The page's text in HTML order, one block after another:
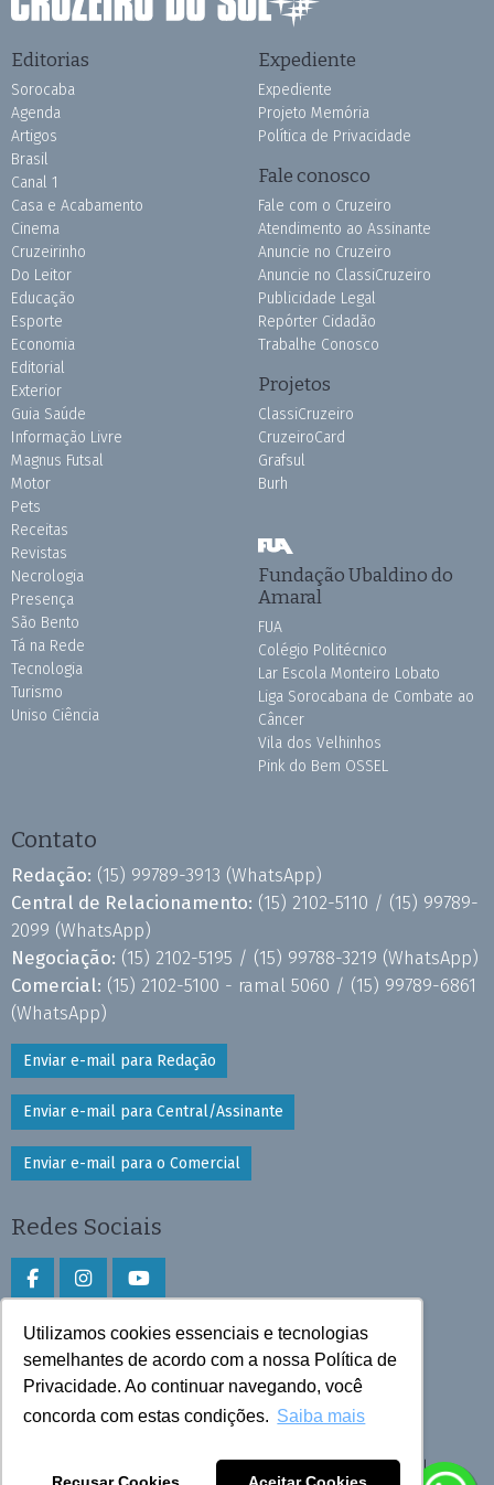
Utilizamos cookies essenciais e tecnologias
semelhantes de acordo com a nossa Política de
Privacidade. Ao continuar navegando, você
concorda com estas condições. Saiba mais
Editorias
Sorocaba
Agenda
Artigos
Brasil
Canal 1
Casa e Acabamento
Cinema
Cruzeirinho
Do Leitor
Educação
Esporte
Economia
Editorial
Exterior
Guia Saúde
Informação Livre
Magnus Futsal
Motor
Pets
Receitas
Revistas
Necrologia
Presença
São Bento
Tá na Rede
Tecnologia
Turismo
Uniso Ciência
Expediente
Expediente
Projeto Memória
Política de Privacidade
Fale conosco
Fale com o Cruzeiro
Atendimento ao Assinante
Anuncie no Cruzeiro
Anuncie no ClassiCruzeiro
Publicidade Legal
Repórter Cidadão
Trabalhe Conosco
Projetos
ClassiCruzeiro
CruzeiroCard
Grafsul
Burh
Fundação Ubaldino do
Amaral
FUA
Colégio Politécnico
Lar Escola Monteiro Lobato
Liga Sorocabana de Combate ao
Câncer
Vila dos Velhinhos
Pink do Bem OSSEL
Contato
Redação: (15) 99789-3913 (WhatsApp)
Central de Relacionamento: (15) 2102-5110 / (15) 99789-
2099 (WhatsApp)
Negociação: (15) 2102-5195 / (15) 99788-3219 (WhatsApp)
Comercial: (15) 2102-5100 - ramal 5060 / (15) 99789-6861
(WhatsApp)
Enviar e-mail para Redação
Enviar e-mail para Central/Assinante
Enviar e-mail para o Comercial
Redes Sociais
Faça download do aplicativo
Play Store e App Store
Todos os direitos reservados © 2026 Cruzeiro do Sul